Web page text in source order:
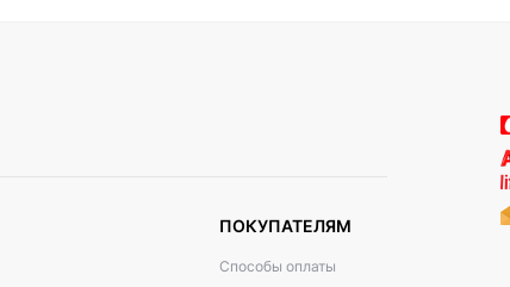
ПОКУПАТЕЛЯМ
Способы оплаты